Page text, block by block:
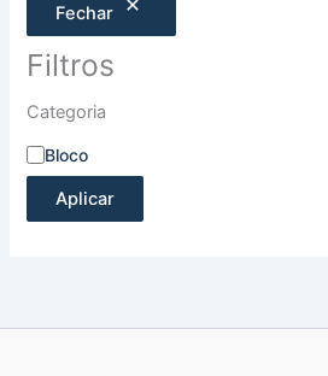
Fechar
Filtros
Categoria
Bloco
Aplicar